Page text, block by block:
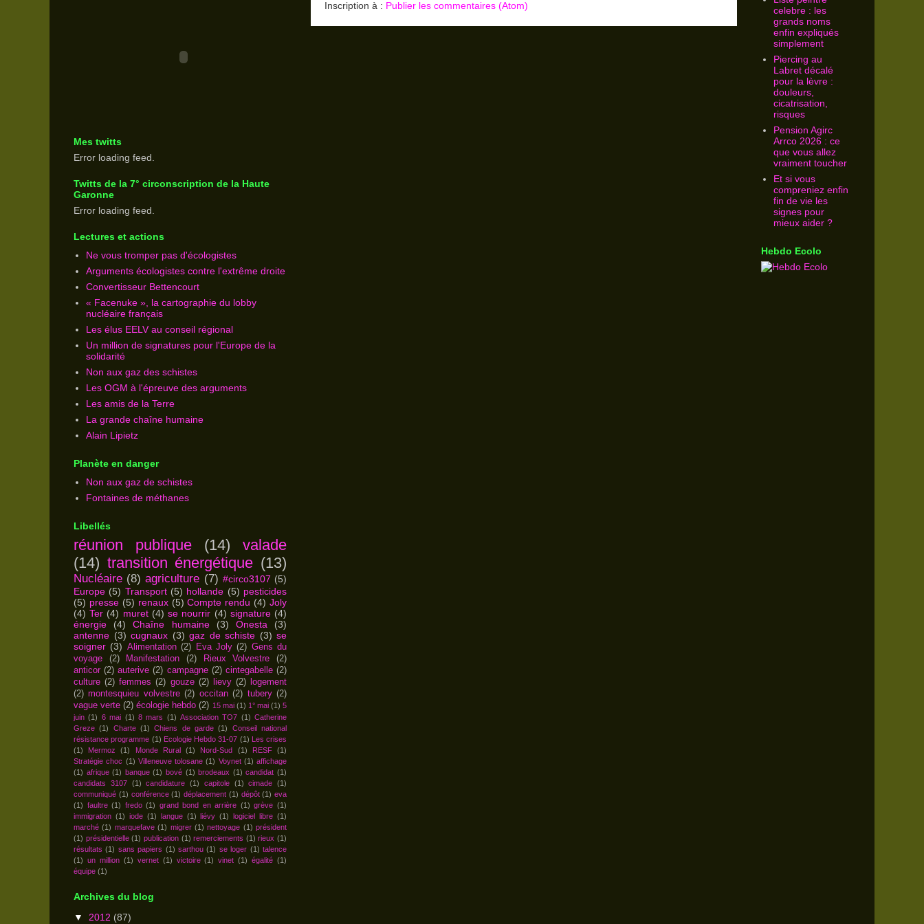
Inscription à : Publier les commentaires (Atom)
Mes twitts
Error loading feed.
Twitts de la 7° circonscription de la Haute
Garonne
Error loading feed.
Lectures et actions
Ne vous tromper pas d'écologistes
Arguments écologistes contre l'extrême droite
Convertisseur Bettencourt
« Facenuke », la cartographie du lobby
nucléaire français
Les élus EELV au conseil régional
Un million de signatures pour l'Europe de la
solidarité
Non aux gaz des schistes
Les OGM à l'épreuve des arguments
Les amis de la Terre
La grande chaîne humaine
Alain Lipietz
Planète en danger
Non aux gaz de schistes
Fontaines de méthanes
Libellés
réunion publique (14)
valade
(14) transition énergétique (13)
Nucléaire (8) agriculture (7) #circo3107 (5)
Europe (5) Transport (5) hollande (5) pesticides
(5) presse (5) renaux (5) Compte rendu (4) Joly
(4) Ter (4) muret (4) se nourrir (4) signature (4)
énergie
(4) Chaîne humaine (3) Onesta
(3)
antenne (3) cugnaux (3) gaz de schiste (3) se
soigner (3) Alimentation (2) Eva Joly (2) Gens du
voyage
(2) Manifestation (2) Rieux Volvestre
(2)
anticor (2) auterive (2) campagne (2) cintegabelle (2)
culture (2) femmes (2) gouze (2) lievy (2)
logement
(2) montesquieu volvestre (2) occitan (2) tubery (2)
vague verte (2) écologie hebdo (2) 15 mai (1) 1° mai (1) 5
juin (1) 6 mai (1) 8 mars (1) Association TO7 (1) Catherine
Greze (1) Charte (1) Chiens de garde (1)
Conseil national
résistance programme (1) Ecologie Hebdo 31-07 (1) Les crises
(1)
Mermoz (1) Monde Rural (1) Nord-Sud (1) RESF
(1)
Stratégie choc (1) Villeneuve tolosane (1) Voynet (1) affichage
(1) afrique (1) banque (1) bové (1) brodeaux (1) candidat (1)
candidats 3107
(1) candidature (1) capitole (1) cimade (1)
communiqué (1) conférence (1) déplacement (1) dépôt (1) eva
(1) faultre (1) fredo (1) grand bond en arrière (1) grève (1)
immigration (1) iode (1) langue (1) liévy (1) logiciel libre (1)
marché (1) marquefave (1) migrer (1) nettoyage (1) président
(1) présidentielle (1) publication (1) remerciements (1) rieux (1)
résultats (1) sans papiers (1) sarthou (1) se loger (1) talence
(1) un million (1) vernet (1) victoire (1) vinet (1) égalité (1)
équipe (1)
Archives du blog
▼ 2012 (87)
celebre : les
grands noms
enfin expliqués
simplement
Piercing au
Labret décalé
pour la lèvre :
douleurs,
cicatrisation,
risques
Pension Agirc
Arrco 2026 : ce
que vous allez
vraiment toucher
Et si vous
compreniez enfin
fin de vie les
signes pour
mieux aider ?
Hebdo Ecolo